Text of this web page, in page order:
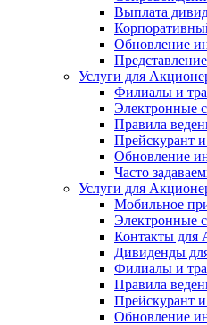
Выплата
Обновление
Услуги для
Филиалы и
Электронные
Правила
Прейскурант и
Обновление
Часто
Услуги для
Мобильное
Электронные
Контакты
Дивиденды
Филиалы и
Правила
Прейскурант и
Обновление